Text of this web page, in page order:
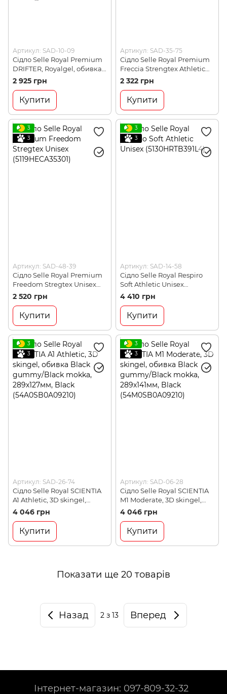
Артикул: SAD-10-09
Сідло Selle Royal Premium
DRIFTER, Royalgel, обивка
Strengtex, 270х245мм,
Black (5111UDTC25301)
2 925 грн
Купити
Артикул: SAD-35-75
Сідло Selle Royal Premium
Freccia Strengtex Athletic
Unisex (5107HRCA35301)
2 322 грн
Купити
3
3
Артикул: SAD-48-39
Сідло Selle Royal Premium
Freedom Stregtex Unisex
(5119HECA35301)
2 520 грн
Купити
3
3
Артикул: SAD-14-58
Сідло Selle Royal Respiro
Soft Athletic Unisex
(5130HRTB391L4)
4 410 грн
Купити
3
3
Артикул: SAD-26-74
Сідло Selle Royal SCIENTIA
A1 Athletic, 3D skingel,
обивка Black
gummy/Black mokka,
289х127мм, Black
(54A0SB0A09210)
4 046 грн
Купити
3
3
Артикул: SAD-06-28
Сідло Selle Royal SCIENTIA
M1 Moderate, 3D skingel,
обивка Black
gummy/Black mokka,
289х141мм, Black
(54M0SB0A09210)
4 046 грн
Купити
Показати ще 20 товарів
Назад 2 з 13 Вперед
Інтернет-магазин: 097-809-32-32